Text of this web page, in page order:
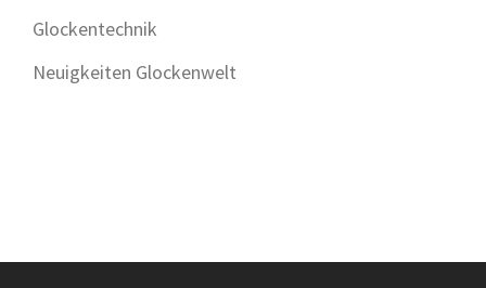
Glockentechnik
Neuigkeiten Glockenwelt